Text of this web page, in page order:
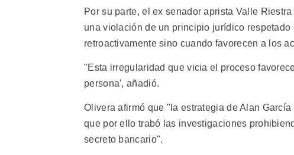
Por su parte, el ex senador aprista Valle
una violación de un principio jurídico
retroactivamente sino cuando favorecen a los
"Esta irregularidad que vicia el proceso
persona', añadió.
Olivera afirmó que "la estrategia de Alan
que por ello trabó las investigaciones
secreto bancario".